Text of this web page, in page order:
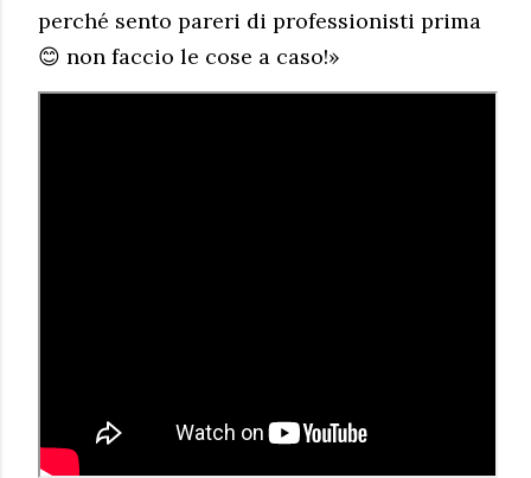
perché sento pareri di professionisti prima
😊 non faccio le cose a caso!»